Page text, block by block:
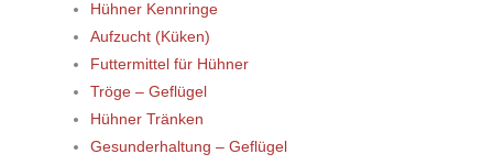
Hühner Kennringe
Aufzucht (Küken)
Futtermittel für Hühner
Tröge – Geflügel
Hühner Tränken
Gesunderhaltung – Geflügel